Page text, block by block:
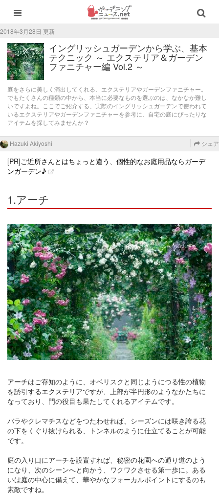
2018年3月28日 更新
イングリッシュガーデンから学ぶ、基本
テクニック ～ エクステリア＆ガーデン
ファニチャー編 Vol.2 ～
庭をさらに美しく演出してくれる、エクステリアやガーデンファニチャー。
でもたくさんの種類の中から、本当に必要なものを選ぶのは、なかなか難し
いですよね。ここでご紹介する、実際のイングリッシュガーデンで使われて
いるエクステリアやガーデンファニチャーを参考に、自宅の庭にぴったりな
アイテムを探してみませんか？
Hazuki Akiyoshi シェア
[PR]ご近所さんとはちょっと違う、個性的なお庭用品ならガーデ
ンガーデン♪
1.アーチ
アーチはご存知のように、オベリスクと同じようにつる性の植物
を誘引するエクステリアですが、上部が半円形のようなかたちに
なっており、門の役目も果たしてくれるアイテムです。
バラやクレマチスなどをつたわせれば、シーズンには咲き誇る花
の下をくぐり抜けられる、トンネルのように仕立てることが可能
です。
庭の入り口にアーチを設置すれば、秘密の花園への通り道のよう
になり、次のシーンへと向かう、ワクワクさせる第一歩に。ある
いは庭の中心に備えて、華やかなフォーカルポイントにするのも
素敵ですね。